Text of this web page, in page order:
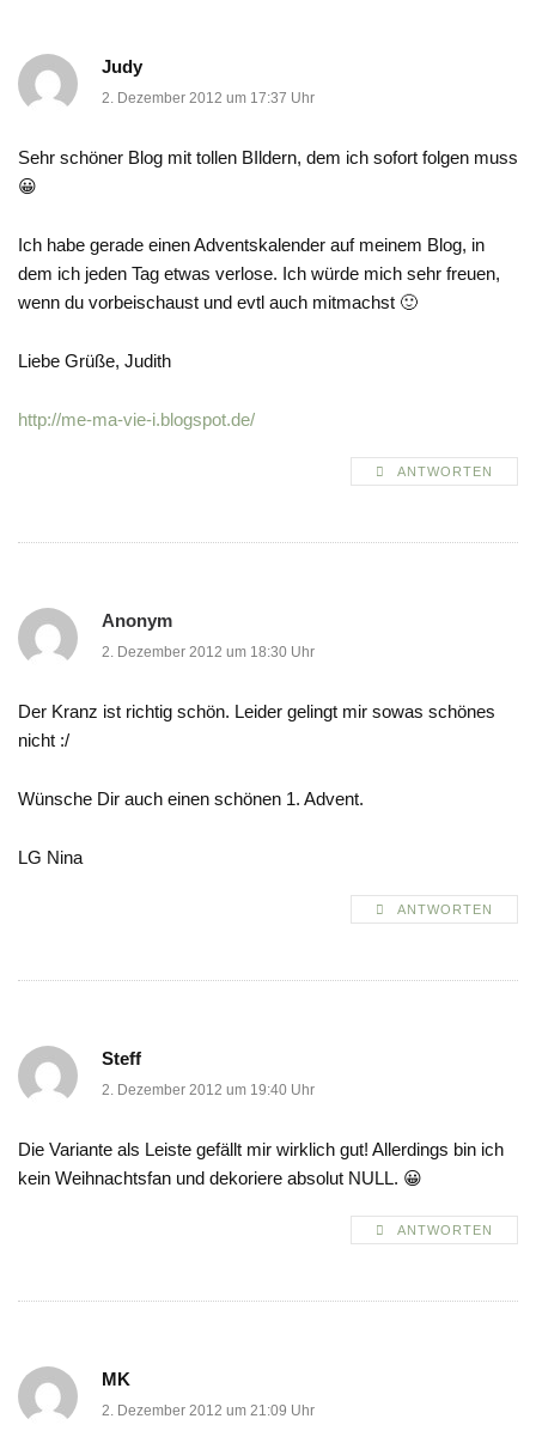
Judy
2. Dezember 2012 um 17:37 Uhr
Sehr schöner Blog mit tollen BIldern, dem ich sofort folgen muss
😀
Ich habe gerade einen Adventskalender auf meinem Blog, in
dem ich jeden Tag etwas verlose. Ich würde mich sehr freuen,
wenn du vorbeischaust und evtl auch mitmachst 🙂
Liebe Grüße, Judith
http://me-ma-vie-i.blogspot.de/
ANTWORTEN
Anonym
2. Dezember 2012 um 18:30 Uhr
Der Kranz ist richtig schön. Leider gelingt mir sowas schönes
nicht :/
Wünsche Dir auch einen schönen 1. Advent.
LG Nina
ANTWORTEN
Steff
2. Dezember 2012 um 19:40 Uhr
Die Variante als Leiste gefällt mir wirklich gut! Allerdings bin ich
kein Weihnachtsfan und dekoriere absolut NULL. 😀
ANTWORTEN
MK
2. Dezember 2012 um 21:09 Uhr